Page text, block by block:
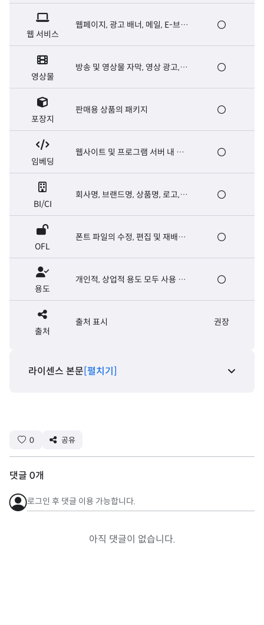
웹 서비스
웹페이지, 광고 배너, 메일, E-브로
영상물
방송 및 영상물 자막, 영상 광고,
포장지
판매용 상품의 패키지
임베딩
웹사이트 및 프로그램 서버 내 폰
BI/CI
회사명, 브랜드명, 상품명, 로고,
OFL
폰트 파일의 수정, 편집 및 재배포
지
용도
개인적, 상업적 용도 모두 사용 가
출처
출처 표시 권장
라이센스 본문[펼치기]
0 공유
댓글 0개
로그인 후 댓글 이용 가능합니다.
아직 댓글이 없습니다.